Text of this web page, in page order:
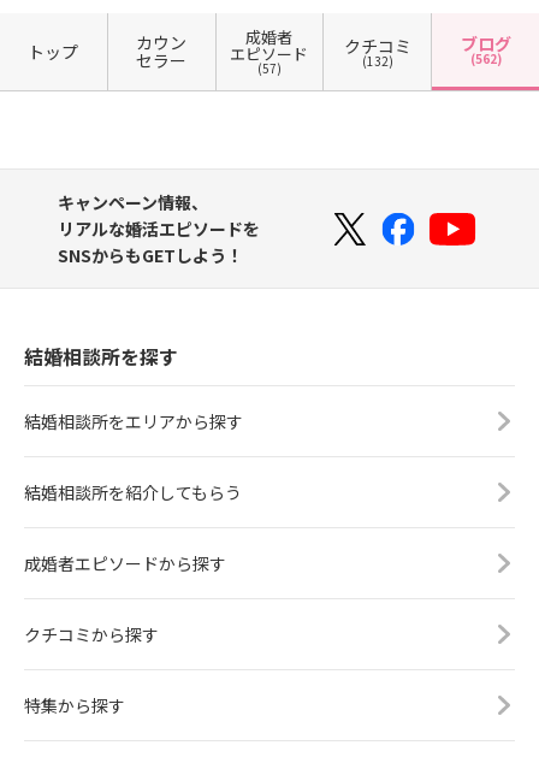
トップ カウン
セラー
成婚者
エピソード
(57)
クチコミ
(132)
ブログ
(562)
キャンペーン情報、
リアルな婚活エピソードを
SNSからもGETしよう！
結婚相談所を探す
結婚相談所をエリアから探す
結婚相談所を紹介してもらう
成婚者エピソードから探す
クチコミから探す
特集から探す